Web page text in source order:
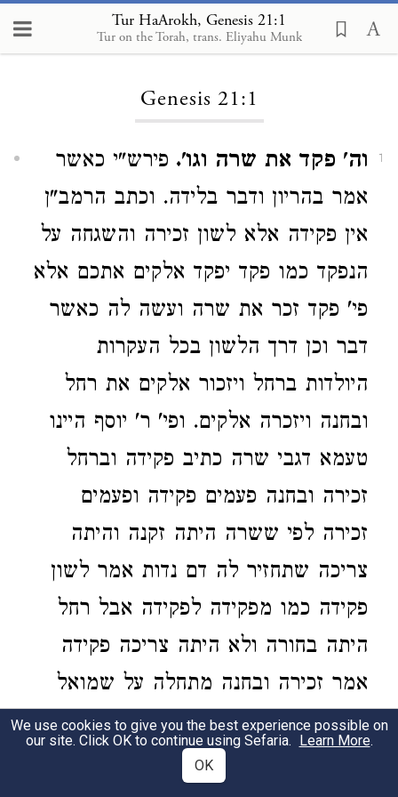
Tur HaArokh, Genesis 21:1
Tur on the Torah, trans. Eliyahu Munk
Loading...
Genesis 21:1
1 וה' פקד את שרה וגו'. פירש"י כאשר
אמר בהריון ודבר בלידה. וכתב הרמב"ן
אין פקידה אלא לשון זכירה והשגחה על
הנפקד כמו פקד יפקד אלקים אתכם אלא
פי' פקד זכר את שרה ועשה לה כאשר
דבר וכן דרך הלשון בכל העקרות
היולדות ברחל ויזכור אלקים את רחל
ובחנה ויזכרה אלקים. ופי' ר' יוסף היינו
טעמא דגבי שרה כתיב פקידה וברחל
זכירה ובחנה פעמים פקידה ופעמים
זכירה לפי ששרה היתה זקנה והיתה
צריכה שתחזיר לה דם נדות אמר לשון
פקידה כמו מפקידה לפקידה אבל רחל
היתה בחורה ולא היתה צריכה פקידה
אמר זכירה ובחנה מתחלה על שמואל
שהיתה עדיין בחורה אמר זכירה ולבסוף
כשהזקינה אמר בה פקידה:
We use cookies to give you the best experience possible on
our site. Click OK to continue using Sefaria. Learn More.
OK